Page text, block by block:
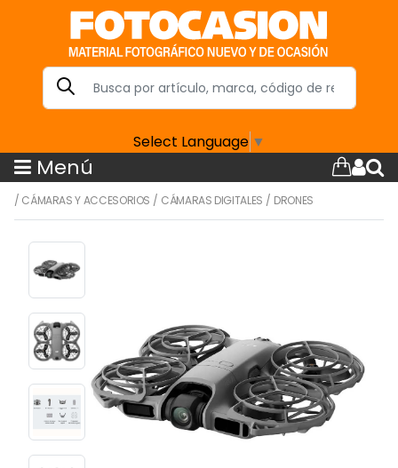
Select Language ▼
Menú
/ CÁMARAS Y ACCESORIOS / CÁMARAS DIGITALES / DRONES